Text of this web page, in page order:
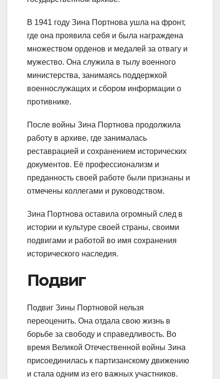
В 1941 году Зина Портнова ушла на фронт,
где она проявила себя и была награждена
множеством орденов и медалей за отвагу и
мужество. Она служила в тылу военного
министерства, занимаясь поддержкой
военнослужащих и сбором информации о
противнике.
После войны Зина Портнова продолжила
работу в архиве, где занималась
реставрацией и сохранением исторических
документов. Её профессионализм и
преданность своей работе были признаны и
отмечены коллегами и руководством.
Зина Портнова оставила огромный след в
истории и культуре своей страны, своими
подвигами и работой во имя сохранения
исторического наследия.
Подвиг
Подвиг Зины Портновой нельзя
переоценить. Она отдала свою жизнь в
борьбе за свободу и справедливость. Во
время Великой Отечественной войны Зина
присоединилась к партизанскому движению
и стала одним из его важных участников.